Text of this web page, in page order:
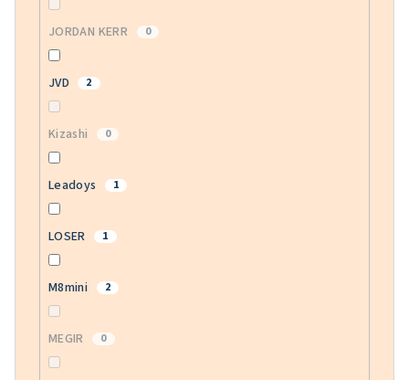
JORDAN KERR 0
JVD 2
Kizashi 0
Leadoys 1
LOSER 1
M8mini 2
MEGIR 0